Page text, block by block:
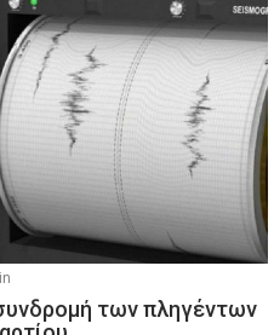
των πληγέντων